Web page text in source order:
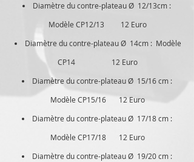
Diamètre du contre-plateau Ø 12/13cm :
Modèle CP12/13
12 Euro
Diamètre du contre-plateau Ø 14cm : Modèle
CP14 12 Euro
Diamètre du contre-plateau Ø 15/16 cm :
Modèle CP15/16 12 Euro
Diamètre du contre-plateau Ø 17/18 cm :
Modèle CP17/18 12 Euro
Diamètre du contre-plateau Ø 19/20 cm :